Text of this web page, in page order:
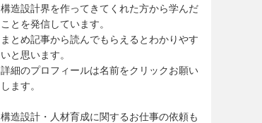
構造設計界を作ってきてくれた方から学んだ
ことを発信しています。
まとめ記事から読んでもらえるとわかりやす
いと思います。
詳細のプロフィールは名前をクリックお願い
します。
構造設計・人材育成に関するお仕事の依頼も